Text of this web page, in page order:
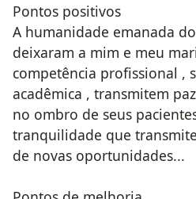
Pontos positivos
A humanidade emanada
deixaram a mim e meu
competência profissional ,
acadêmica , transmitem
no ombro de seus
tranquilidade que
de novas oportunidades...